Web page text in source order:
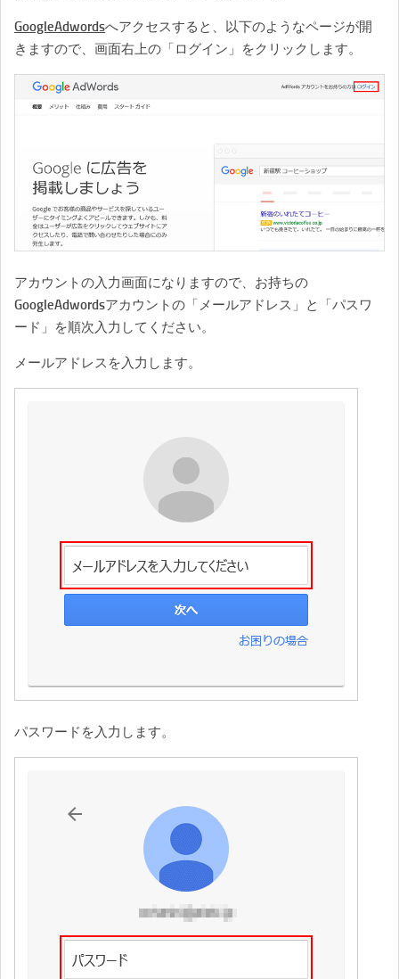
GoogleAdwordsへアクセスすると、以下のようなページが開
きますので、画面右上の「ログイン」をクリックします。
アカウントの入力画面になりますので、お持ちの
GoogleAdwordsアカウントの「メールアドレス」と「パスワ
ード」を順次入力してください。
メールアドレスを入力します。
パスワードを入力します。